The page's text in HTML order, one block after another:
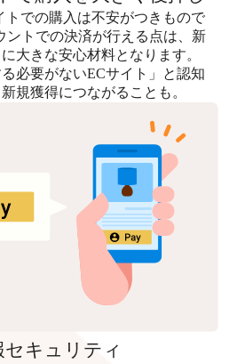
トでの購入は不安がつきもので
ントでの決済が行える点は、新
大きな安心材料となります。
る必要がないECサイト」と認知
規獲得につながることも。
キュリティ